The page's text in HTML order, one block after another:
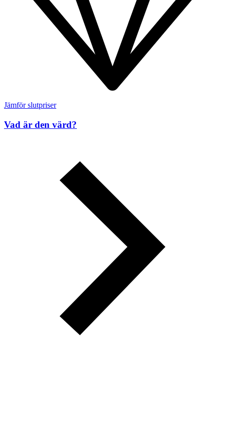
Jämför slutpriser
Vad är den värd?